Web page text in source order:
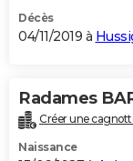
Décès
04/11/2019 à
Radames
Créer une
Naissance